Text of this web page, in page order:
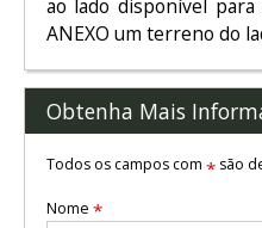
ao lado disponível para
ANEXO um terreno do
Obtenha Mais
Todos os campos com *são
Nome *